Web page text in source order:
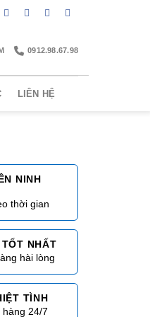
0912.98.67.98
LIÊN HỆ
NINH
thời gian
NHẤT
hài lòng
TÌNH
24/7